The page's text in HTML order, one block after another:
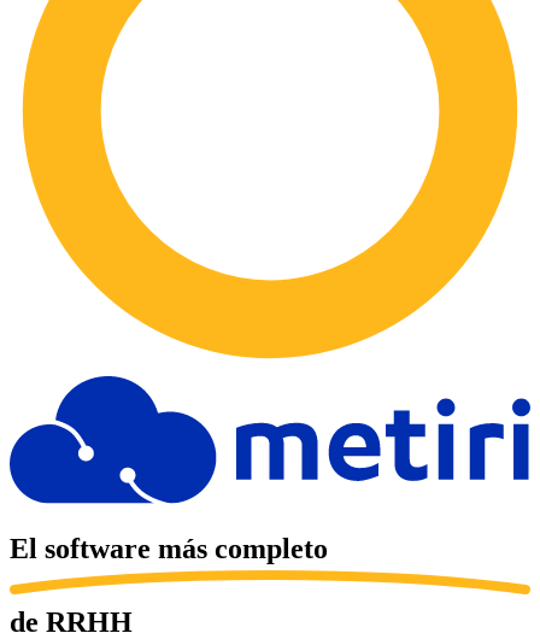
El software más completo
de RRHH